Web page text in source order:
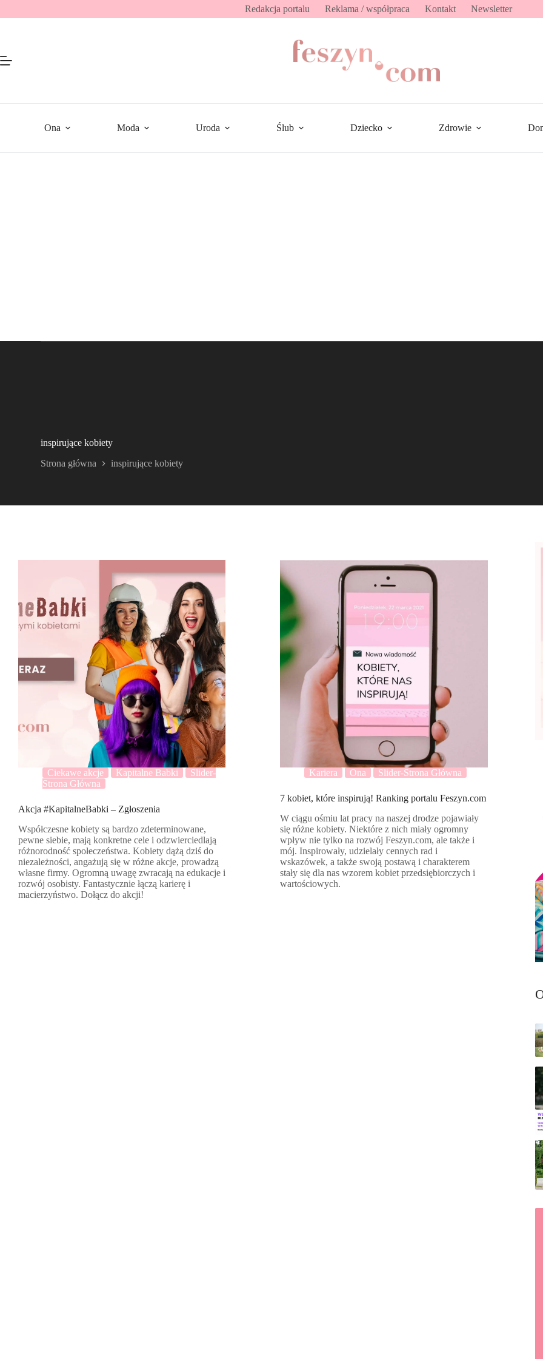
Redakcja portalu Reklama / współpraca Kontakt Newsletter
Ona Moda Uroda Ślub Dziecko Zdrowie
inspirujące kobiety
Strona główna inspirujące kobiety
Ciekawe akcje Kapitalne Babki
Slider-
Strona Główna
Akcja #KapitalneBabki – Zgłoszenia
Współczesne kobiety są bardzo zdeterminowane,
pewne siebie, mają konkretne cele i odzwierciedlają
różnorodność społeczeństwa. Kobiety dążą dziś do
niezależności, angażują się w różne akcje, prowadzą
własne firmy. Ogromną uwagę zwracają na edukacje i
rozwój osobisty. Fantastycznie łączą karierę i
macierzyństwo. Dołącz do akcji!
Kariera Ona Slider-Strona Główna
7 kobiet, które inspirują! Ranking portalu Feszyn.com
W ciągu ośmiu lat pracy na naszej drodze pojawiały
się różne kobiety. Niektóre z nich miały ogromny
wpływ nie tylko na rozwój Feszyn.com, ale także i
mój. Inspirowały, udzielały cennych rad i
wskazówek, a także swoją postawą i charakterem
stały się dla nas wzorem kobiet przedsiębiorczych i
wartościowych.